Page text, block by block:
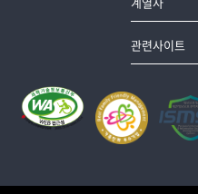
관련사이트